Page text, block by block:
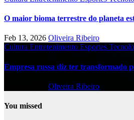
O maior bioma terrestre do planeta
Feb 13, 2026 Oliveira Ribeiro
Cultura Entretenimento Esportes
Empresa russa diz ter transformado
Oliveira Ribeiro
You missed